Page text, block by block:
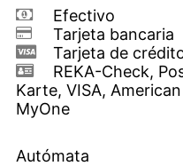
Efectivo
Tarjeta bancaria
Tarjeta de
REKA-Check,
Karte, VISA,
MyOne
Autómata